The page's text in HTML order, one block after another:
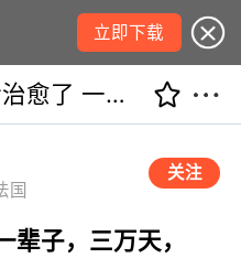
立即下载
突然被这段话治愈了 一辈子，三万天，30000六365=83年活到 83岁，也只
国
关注
辈子，三万天，